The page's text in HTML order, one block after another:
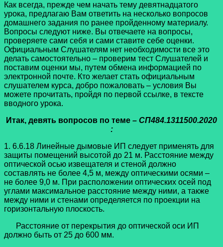
Как всегда, прежде чем начать тему девятнадцатого
урока, предлагаю Вам ответить на несколько вопросов
домашнего задания по ранее пройденному материалу.
Вопросы следуют ниже. Вы отвечаете на вопросы,
проверяете сами себя и сами ставите себе оценки.
Официальным Слушателям нет необходимости все это
делать самостоятельно – проверим тест Слушателей и
поставим оценки мы, путем обмена информацией по
электронной почте. Кто желает стать официальным
слушателем курса, добро пожаловать – условия Вы
можете прочитать, пройдя по первой ссылке, в тексте
вводного урока.
Итак, девять вопросов по теме – СП484.1311500.2020
:
1. 6.6.18 Линейные дымовые ИП следует применять для
защиты помещений высотой до 21 м. Расстояние между
оптической осью извещателя и стеной должно
составлять не более 4,5 м, между оптическими осями –
не более 9,0 м. При расположении оптических осей под
углами максимальное расстояние между ними, а также
между ними и стенами определяется по проекции на
горизонтальную плоскость.
Расстояние от перекрытия до оптической оси ИП
должно быть от 25 до 600 мм.